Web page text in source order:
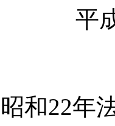
平
和22年